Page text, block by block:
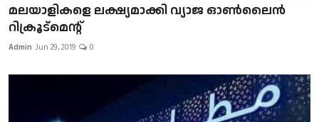
മലയാളികളെ ലക്ഷ്യമാക്കി വ്യാജ ഓൺലൈൻ
റിക്രൂട്മെന്റ്
Admin Jun 29, 2019 0